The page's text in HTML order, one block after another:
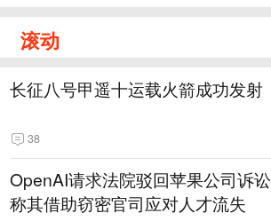
滚动
长征八号甲遥十运载火箭成功发射
38
OpenAI请求法院驳回苹果公司诉讼
称其借助窃密官司应对人才流失